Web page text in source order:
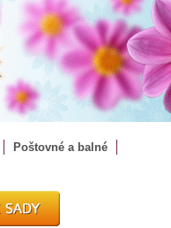
Poštovné a balné